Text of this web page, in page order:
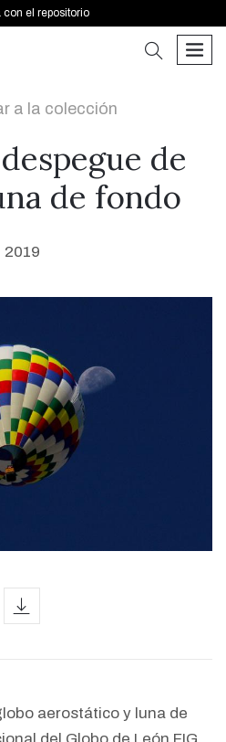
con el repositorio
buscar
a la colección
de
de fondo
2019
aerostático y luna de